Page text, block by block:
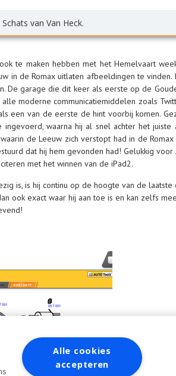
van Van Heck.
te maken hebben met het Hemelvaart
in de Romax uitlaten afbeeldingen te vinden.
De garage die dit keer als eerste op de
moderne communicatiemiddelen zoals
een van de eerste de hint voorbij komen.
waarna hij al snel achter het juiste
de Leeuw zich verstopt had in de
dat hij hem gevonden had! Gelukkig voor
met het winnen van de iPad2.
is, is hij continu op de hoogte van de laatste
ook exact waar hij aan toe is en kan zelfs
Alle cookies
accepteren